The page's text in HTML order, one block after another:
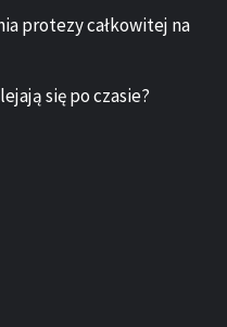
protezy całkowitej na
się po czasie?